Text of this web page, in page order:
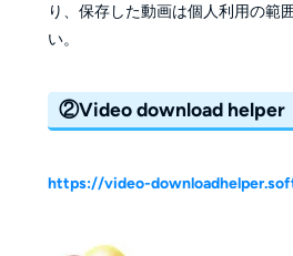
り、保存した動画は個人利用の範
い。
②Video download helper
https://video-